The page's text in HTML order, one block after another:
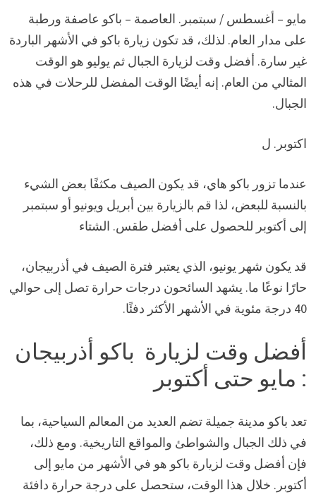
مايو – أغسطس / سبتمبر. العاصمة – باكو عاصفة ورطبة
على مدار العام. لذلك، قد تكون زيارة باكو في الأشهر الباردة
غير سارة. أفضل وقت لزيارة الجبال ثم يوليو هو الوقت
المثالي من العام. إنه أيضًا الوقت المفضل للرحلات في هذه
الجبال.
اكتوبر. ل
عندما تزور باكو هاي، قد يكون الصيف مكثفًا بعض الشيء
بالنسبة للبعض، لذا قم بالزيارة بين أبريل ويونيو أو سبتمبر
إلى أكتوبر للحصول على أفضل طقس. الشتاء
قد يكون شهر يونيو، الذي يعتبر فترة الصيف في أذربيجان،
حارًا نوعًا ما. يشهد السائحون درجات حرارة تصل إلى حوالي
40 درجة مئوية في الأشهر الأكثر دفئًا.
أفضل وقت لزيارة باكو أذربيجان
: مايو حتى أكتوبر
تعد باكو مدينة جميلة تضم العديد من المعالم السياحية، بما
في ذلك الجبال والشواطئ والمواقع التاريخية. ومع ذلك،
فإن أفضل وقت لزيارة باكو هو في الأشهر من مايو إلى
أكتوبر. خلال هذا الوقت، ستحصل على درجة حرارة دافئة